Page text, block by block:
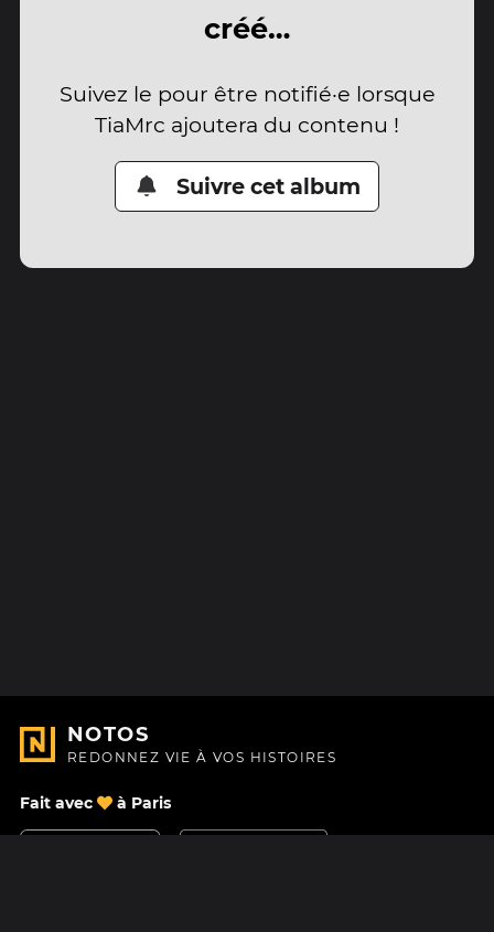
créé…
Suivez le pour être notifié·e lorsque
TiaMrc ajoutera du contenu !
Suivre cet album
NOTOS
REDONNEZ VIE À VOS HISTOIRES
Fait avec à Paris